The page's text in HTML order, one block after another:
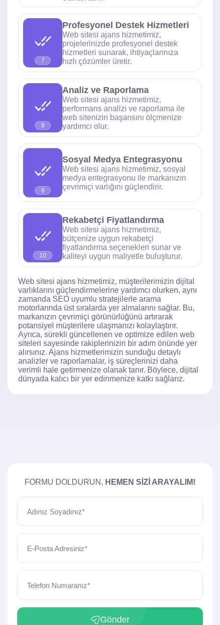
7
Profesyonel Destek Hizmetleri
Web sitesi ajans hizmetimiz,
projelerinizde profesyonel destek
hizmetleri sunarak, ihtiyaçlarınıza
hızlı çözümler üretir.
8
Analiz ve Raporlama
Web sitesi ajans hizmetimiz,
performans analizi ve raporlama ile
web sitenizin başarısını ölçmenize
yardımcı olur.
9
Sosyal Medya Entegrasyonu
Web sitesi ajans hizmetimiz, sosyal
medya entegrasyonu ile markanızın
çevrimiçi varlığını güçlendirir.
10
Rekabetçi Fiyatlandırma
Web sitesi ajans hizmetimiz,
bütçenize uygun rekabetçi
fiyatlandırma seçenekleri sunar ve
kaliteyi uygun maliyetle buluşturur.
Web sitesi ajans hizmetimiz, müşterilerimizin dijital
varlıklarını güçlendirmelerine yardımcı olurken, aynı
zamanda SEO uyumlu stratejilerle arama
motorlarında üst sıralarda yer almalarını sağlar. Bu,
markanızın çevrimiçi görünürlüğünü artırarak
potansiyel müşterilere ulaşmanızı kolaylaştırır.
Ayrıca, sürekli güncellenen ve optimize edilen web
siteleri sayesinde rakiplerinizin bir adım önünde yer
alırsınız. Ajans hizmetlerimizin sunduğu detaylı
analizler ve raporlamalar, iş süreçlerinizi daha
verimli hale getirmenize olanak tanır. Böylece, dijital
dünyada kalıcı bir yer edinmenize katkı sağlarız.
FORMU DOLDURUN, HEMEN SIZI ARAYALIM!
Adınız Soyadınız*
E-Posta Adresiniz*
Telefon Numaranız*
Gönder